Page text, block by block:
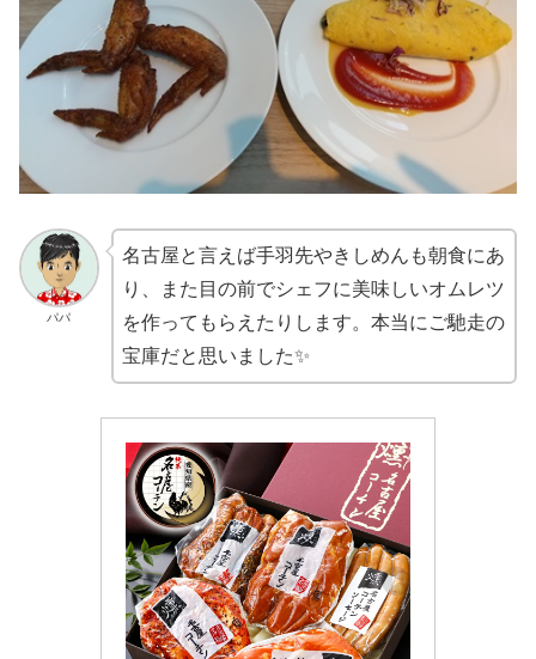
パパ
名古屋と言えば手羽先やきしめんも朝食にあ
り、また目の前でシェフに美味しいオムレツ
を作ってもらえたりします。本当にご馳走の
宝庫だと思いました✨